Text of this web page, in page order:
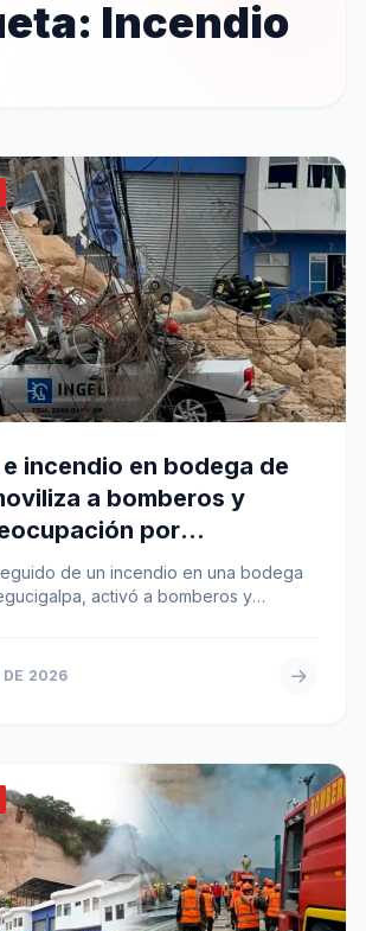
Incendio
incendio en bodega de
a bomberos y
por
de un incendio en una bodega
activó a bomberos y
DE 2026